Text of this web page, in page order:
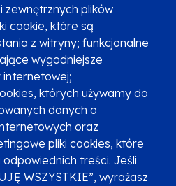
zewnętrznych plików
cookie, które są
z witryny; funkcjonalne
wygodniejsze
których używamy do
danych o
oraz
pliki cookies, które
odpowiednich treści. Jeśli
WSZYSTKIE”, wyrażasz
niezgodności z KPP i KPON
Fundusze SMS-em
pytania
Promocja projektu